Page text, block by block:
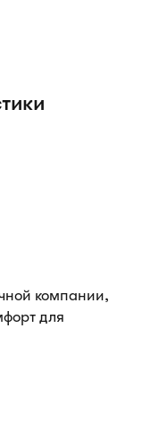
компании,
для